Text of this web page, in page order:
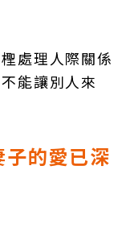
處理人際關係
能讓別人來
的愛已深